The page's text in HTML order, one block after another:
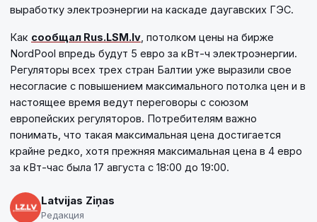
выработку электроэнергии на каскаде даугавских ГЭС.
Как сообщал Rus.LSM.lv , потолком цены на бирже
NordPool впредь будут 5 евро за кВт-ч электроэнергии.
Регуляторы всех трех стран Балтии уже выразили свое
несогласие с повышением максимального потолка цен и в
настоящее время ведут переговоры с союзом
европейских регуляторов. Потребителям важно
понимать, что такая максимальная цена достигается
крайне редко, хотя прежняя максимальная цена в 4 евро
за кВт-час была 17 августа с 18:00 до 19:00.
Latvijas Ziņas
Редакция